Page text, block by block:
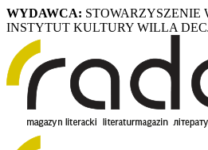
WYDAWCA: STOWARZYSZENIE
INSTYTUT KULTURY WILLA